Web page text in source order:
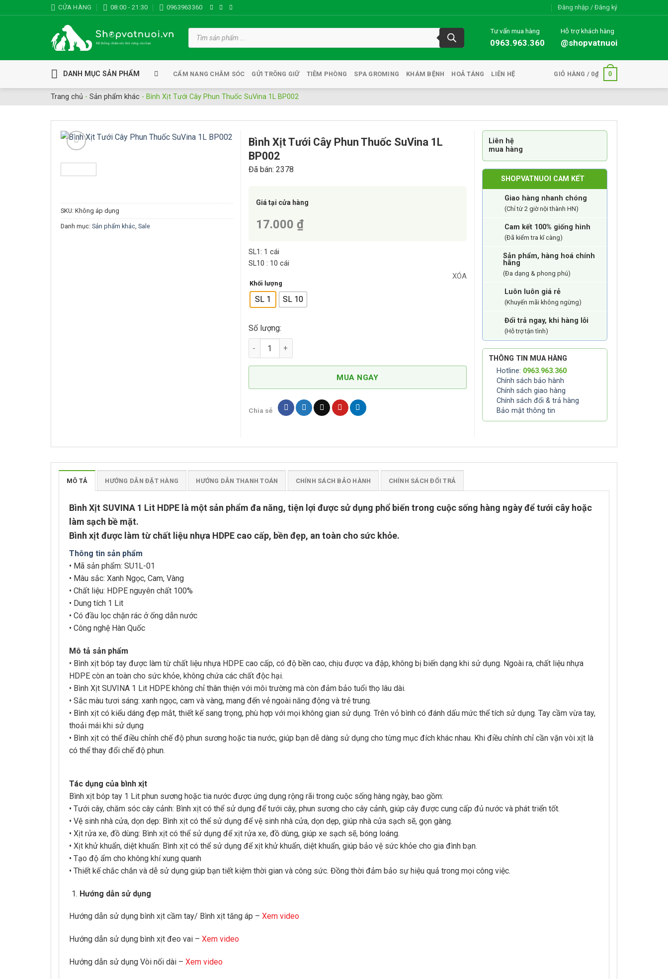
qua
CỬA HÀNG 08:00 - 21:30 0963963360 Đăng nhập / Đăng ký
Tìm
kiếm
phẩm
Tư vấn mua hàng
0963.963.360
Hỗ trợ khách hàng
@shopvatnuoi
DANH MỤC SẢN PHẨM CẨM NANG CHĂM SÓC GỬI TRÔNG GIỮ TIÊM PHÒNG SPA GROMING KHÁM BỆNH HOẢ TÁNG LIÊN HỆ GIỎ HÀNG / 0₫ 0
Trang chủ - Sản phẩm khác - Bình Xịt Tưới Cây Phun Thuốc SuVina 1L BP002
SKU: Không áp dụng
Danh mục: Sản phẩm khác Sale
Bình Xịt Tưới Cây Phun Thuốc SuVina 1L
BP002
Đã bán: 2378
Giá tại cửa hàng
17.000 ₫
SL1: 1 cái
SL10 : 10 cái
Khối lượng
SL 1 SL 10
XÓA
Số lượng:
Bình Xịt Tưới Cây Phun Thuốc SuVina 1L BP002 số lượng
MUA NGAY
Chia sẻ
Liên hệ
mua hàng
SHOPVATNUOI CAM KẾT
Giao hàng nhanh chóng
(Chỉ từ 2 giờ nội thành HN)
Cam kết 100% giống hình
(Đã kiểm tra kĩ càng)
Sản phẩm, hàng hoá chính
hãng
(Đa dạng & phong phú)
Luôn luôn giá rẻ
(Khuyến mãi không ngừng)
Đổi trả ngay, khi hàng lỗi
(Hỗ trợ tận tình)
THÔNG TIN MUA HÀNG
Hotline: 0963.963.360
Chính sách bảo hành
Chính sách giao hàng
Chính sách đổi & trả hàng
Bảo mật thông tin
MÔ TẢ HƯỚNG DẪN ĐẶT HÀNG HƯỚNG DẪN THANH TOÁN CHÍNH SÁCH BẢO HÀNH CHÍNH SÁCH ĐỔI TRẢ
Bình Xịt SUVINA 1 Lit HDPE là một sản phẩm đa năng, tiện lợi được sử dụng phổ biến trong cuộc sống hàng ngày để tưới cây hoặc
làm sạch bề mặt.
Bình xịt được làm từ chất liệu nhựa HDPE cao cấp, bền đẹp, an toàn cho sức khỏe.
Thông tin sản phẩm
• Mã sản phẩm: SU1L-01
• Màu sắc: Xanh Ngọc, Cam, Vàng
• Chất liệu: HDPE nguyên chất 100%
• Dung tích 1 Lit
• Có đầu lọc chặn rác ở ống dẫn nước
• Công nghệ Hàn Quốc
Mô tả sản phẩm
• Bình xịt bóp tay được làm từ chất liệu nhựa HDPE cao cấp, có độ bền cao, chịu được va đập, không bị biến dạng khi sử dụng. Ngoài ra, chất liệu nhựa
HDPE còn an toàn cho sức khỏe, không chứa các chất độc hại.
• Bình Xịt SUVINA 1 Lit HDPE không chỉ thân thiện với môi trường mà còn đảm bảo tuổi thọ lâu dài.
• Sắc màu tươi sáng: xanh ngọc, cam và vàng, mang đến vẻ ngoài năng động và trẻ trung.
• Bình xịt có kiểu dáng đẹp mắt, thiết kế sang trọng, phù hợp với mọi không gian sử dụng. Trên vỏ bình có đánh dấu mức thể tích sử dụng. Tay cầm vừa tay,
thoải mái khi sử dụng
• Bình xịt có thể điều chỉnh chế độ phun sương hoặc tia nước, giúp bạn dễ dàng sử dụng cho từng mục đích khác nhau. Khi điều chỉnh chỉ cần vặn vòi xịt là
có thể thay đổi chế độ phun.
Tác dụng của bình xịt
Bình xịt bóp tay 1 Lit phun sương hoặc tia nước được ứng dụng rộng rãi trong cuộc sống hàng ngày, bao gồm:
• Tưới cây, chăm sóc cây cảnh: Bình xịt có thể sử dụng để tưới cây, phun sương cho cây cảnh, giúp cây được cung cấp đủ nước và phát triển tốt.
• Vệ sinh nhà cửa, dọn dẹp: Bình xịt có thể sử dụng để vệ sinh nhà cửa, dọn dẹp, giúp nhà cửa sạch sẽ, gọn gàng.
• Xịt rửa xe, đồ dùng: Bình xịt có thể sử dụng để xịt rửa xe, đồ dùng, giúp xe sạch sẽ, bóng loáng.
• Xịt khử khuẩn, diệt khuẩn: Bình xịt có thể sử dụng để xịt khử khuẩn, diệt khuẩn, giúp bảo vệ sức khỏe cho gia đình bạn.
• Tạo độ ẩm cho không khí xung quanh
• Thiết kế chắc chắn và dễ sử dụng giúp bạn tiết kiệm thời gian và công sức. Đồng thời đảm bảo sự hiệu quả trong mọi công việc.
Hướng dẫn sử dụng
Hướng dẫn sử dụng bình xịt cầm tay/ Bình xịt tăng áp – Xem video
Hướng dẫn sử dụng bình xịt đeo vai – Xem video
Hướng dẫn sử dụng Vòi nối dài – Xem video